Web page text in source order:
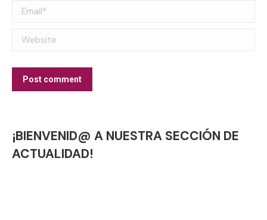
Email *
Website
Post comment
¡BIENVENID@ A NUESTRA SECCIÓN DE
ACTUALIDAD!